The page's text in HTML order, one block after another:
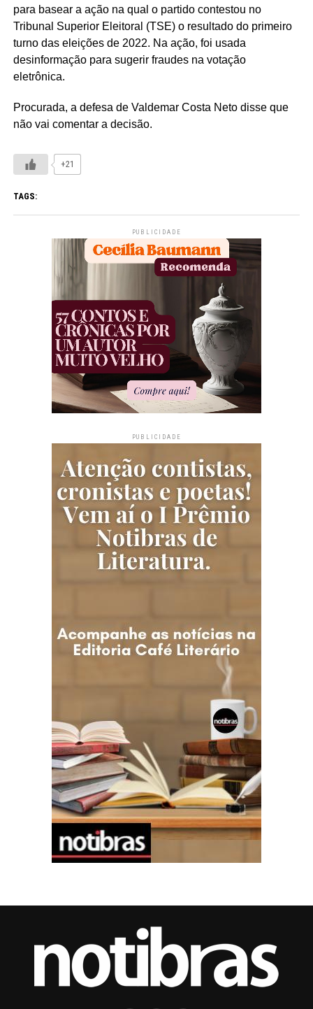
para basear a ação na qual o partido contestou no
Tribunal Superior Eleitoral (TSE) o resultado do primeiro
turno das eleições de 2022. Na ação, foi usada
desinformação para sugerir fraudes na votação
eletrônica.
Procurada, a defesa de Valdemar Costa Neto disse que
não vai comentar a decisão.
+21
TAGS:
PUBLICIDADE
PUBLICIDADE